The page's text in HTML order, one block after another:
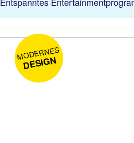
MODERNES
DESIGN